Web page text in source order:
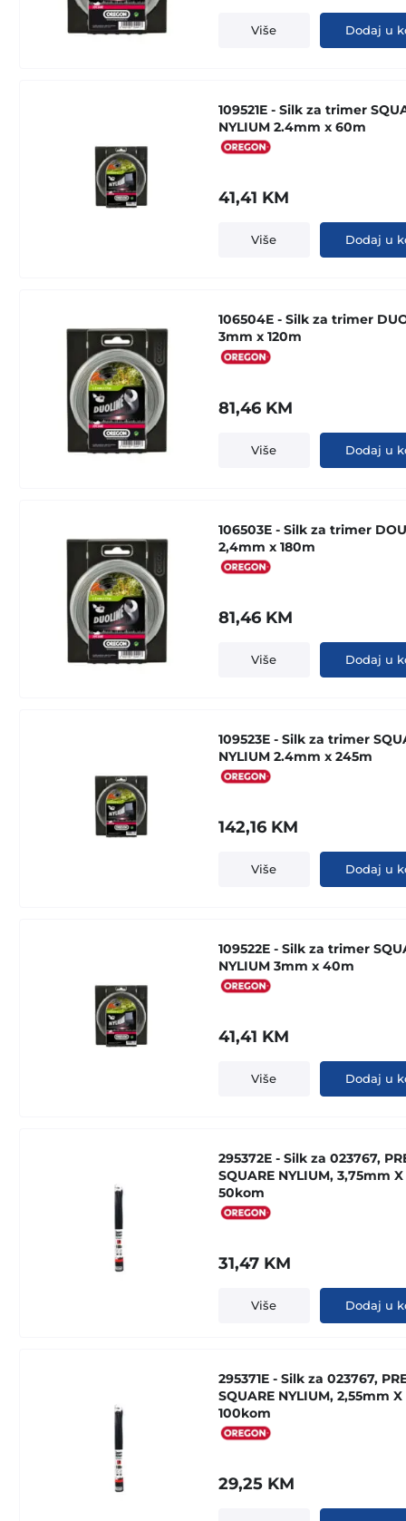
Više Dodaj u
109521E - Silk za trimer
NYLIUM 2.4mm x 60m
41,41 KM
Više Dodaj u
106504E - Silk za trimer
3mm x 120m
81,46 KM
Više Dodaj u
106503E - Silk za trimer
2,4mm x 180m
81,46 KM
Više Dodaj u
109523E - Silk za trimer
NYLIUM 2.4mm x 245m
142,16 KM
Više Dodaj u
109522E - Silk za trimer
NYLIUM 3mm x 40m
41,41 KM
Više Dodaj u
295372E - Silk za 023767,
SQUARE NYLIUM, 3,75mm
50kom
31,47 KM
Više Dodaj u
295371E - Silk za 023767,
SQUARE NYLIUM, 2,55mm
100kom
29,25 KM